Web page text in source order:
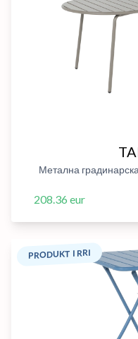
Метална
208.36 eur
PRODUKT I RRI